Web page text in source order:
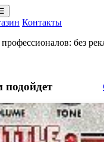
Контакты
без